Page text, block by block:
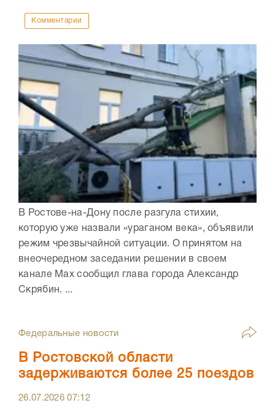
Комментарии
В Ростове-на-Дону после разгула стихии,
которую уже назвали «ураганом века», объявили
режим чрезвычайной ситуации. О принятом на
внеочередном заседании решении в своем
канале Max сообщил глава города Александр
Скрябин. ...
Федеральные новости
В Ростовской области
задерживаются более 25 поездов
26.07.202607:12